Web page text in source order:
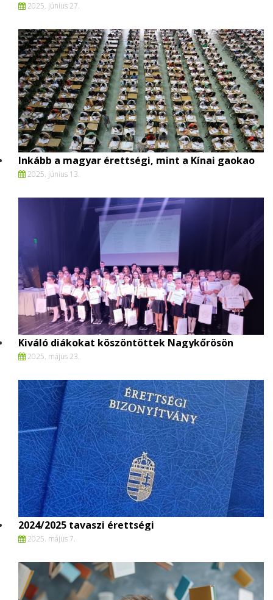
2025. június 27.
Inkább a magyar érettségi, mint a Kínai gaokao
2025. június 13.
Kiváló diákokat köszöntöttek Nagykőrösön
2025. május 23.
2024/2025 tavaszi érettségi
2025. május 7.